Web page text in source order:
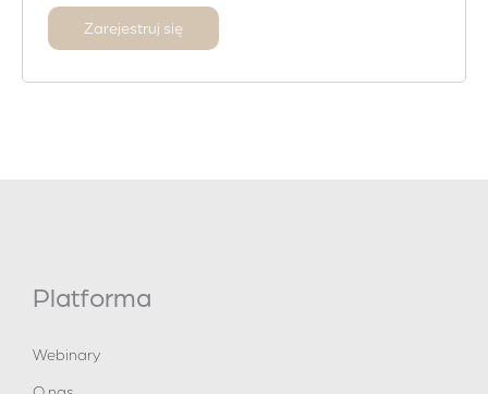
Zarejestruj się
v
:
Platforma
Webinary